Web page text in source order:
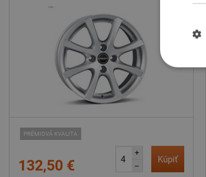
PRÉMIOVÁ KVALITA
132,50 €
+
–
Kúpiť